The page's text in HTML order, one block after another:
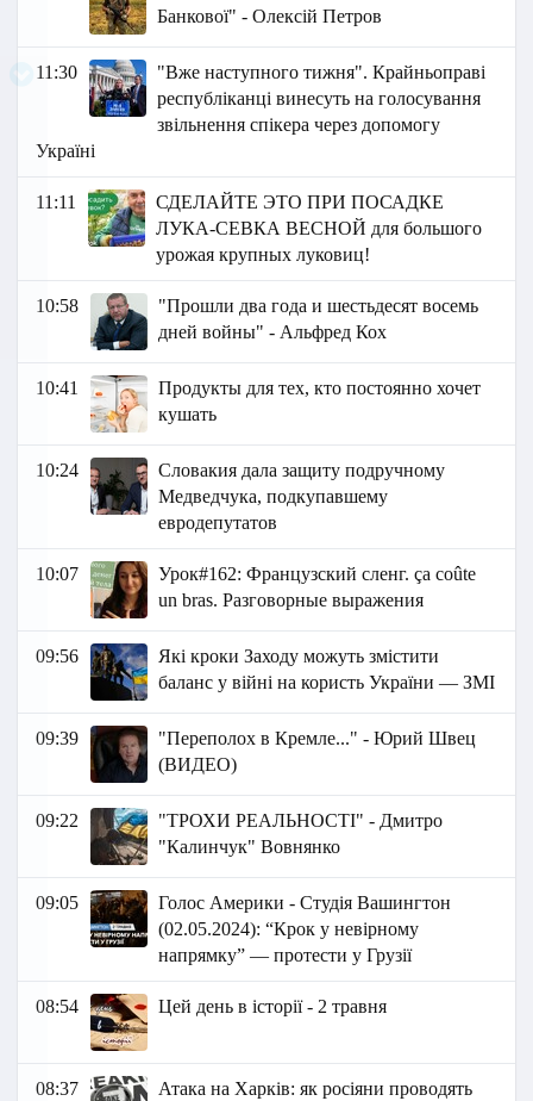
Банкової" - Олексій Петров
11:30
"Вже наступного тижня". Крайньоправі
республіканці винесуть на голосування
звільнення спікера через допомогу
Україні
11:11
СДЕЛАЙТЕ ЭТО ПРИ ПОСАДКЕ
ЛУКА-СЕВКА ВЕСНОЙ для большого
урожая крупных луковиц!
10:58
"Прошли два года и шестьдесят восемь
дней войны" - Альфред Кох
10:41
Продукты для тех, кто постоянно хочет
кушать
10:24
Словакия дала защиту подручному
Медведчука, подкупавшему
евродепутатов
10:07
Урок#162: Французский сленг. ça coûte
un bras. Разговорные выражения
09:56
Які кроки Заходу можуть змістити
баланс у війні на користь України — ЗМІ
09:39
"Переполох в Кремле..." - Юрий Швец
(ВИДЕО)
09:22
"ТРОХИ РЕАЛЬНОСТІ" - Дмитро
"Калинчук" Вовнянко
09:05
Голос Америки - Студія Вашингтон
(02.05.2024): “Крок у невірному
напрямку” — протести у Грузії
08:54 Цей день в історії - 2 травня
08:37
Атака на Харків: як росіяни проводять